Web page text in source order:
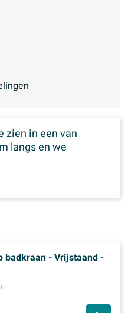
zien in een van
langs en we
badkraan - Vrijstaand -